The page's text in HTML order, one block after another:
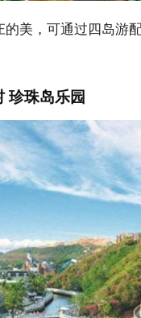
的美，可通过四岛游
珍珠岛乐园